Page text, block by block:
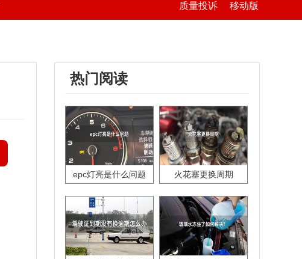
质量投诉 移动版
热门阅读
epc灯亮是什么问题 火花塞更换周期